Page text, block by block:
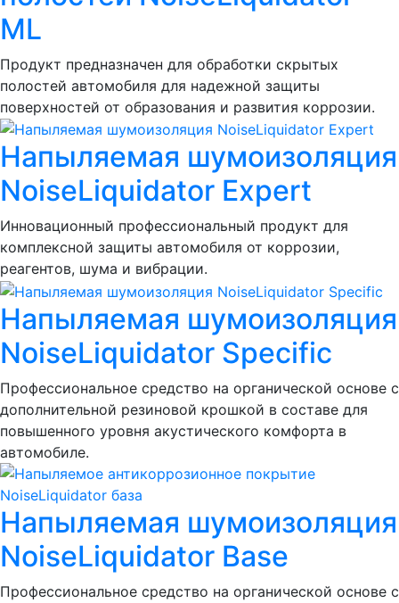
ML
Продукт предназначен для обработки скрытых
полостей автомобиля для надежной защиты
поверхностей от образования и развития коррозии.
Напыляемая шумоизоляция
NoiseLiquidator Expert
Инновационный профессиональный продукт для
комплексной защиты автомобиля от коррозии,
реагентов, шума и вибрации.
Напыляемая шумоизоляция
NoiseLiquidator Specific
Профессиональное средство на органической основе с
дополнительной резиновой крошкой в составе для
повышенного уровня акустического комфорта в
автомобиле.
Напыляемая шумоизоляция
NoiseLiquidator Base
Профессиональное средство на органической основе с